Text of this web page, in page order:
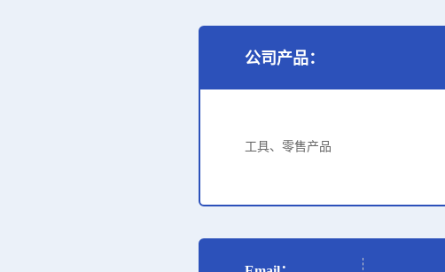
公司产品：
工具、零售产品